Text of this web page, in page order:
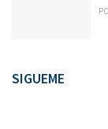
SIGUEME